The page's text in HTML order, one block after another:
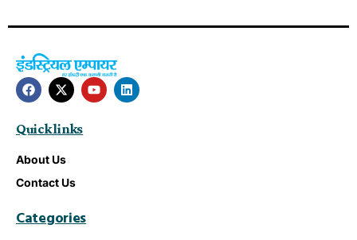
Quick links
About Us
Contact Us
Categories